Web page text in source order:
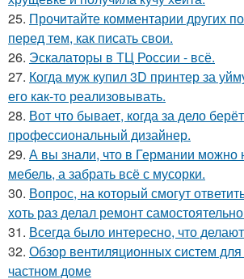
25. Прочитайте комментарии других
перед тем, как писать свои.
26. Эскалаторы в ТЦ России - всё.
27. Когда муж купил 3D принтер за
его как-то реализовывать.
28. Вот что бывает, когда за дело
профессиональный дизайнер.
29. А вы знали, что в Германии можно
мебель, а забрать всё с мусорки.
30. Вопрос, на который смогут
хоть раз делал ремонт
31. Всегда было интересно, что
32. Обзор вентиляционных систем для
частном доме